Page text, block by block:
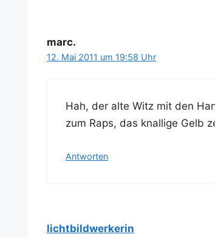
marc.
12. Mai 2011 um 19:58 Uhr
Hah, der alte Witz mit den
zum Raps, das knal­li­ge Gelb
Antworten
lichtbildwerkerin